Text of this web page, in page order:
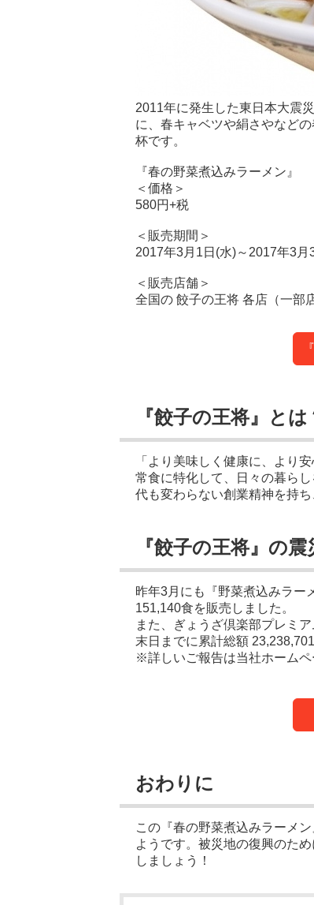
2011年に発生した東日本大震
に、春キャベツや絹さやなど
杯です。
『春の野菜煮込みラーメン』
＜価格＞
580円+税
＜販売期間＞
2017年3月1日(水)～2017年3月
＜販売店舗＞
全国の 餃子の王将 各店（一部
『餃子の王将』とは
「より美味しく健康に、より
常食に特化して、日々の暮ら
代も変わらない創業精神を持
『餃子の王将』の
昨年3月にも『野菜煮込みラー
151,140食を販売しました。
また、ぎょうざ倶楽部プレミ
末日までに累計総額
※詳しいご報告は当社ホーム
おわりに
この『春の野菜煮込みラーメ
ようです。被災地の復興のた
しましょう！